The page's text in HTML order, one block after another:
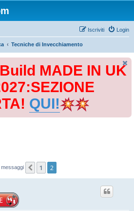
Login
Iscriviti
Tecniche di Invecchiamento
MADE IN UK
QUI!
messaggi Precedente
1 2